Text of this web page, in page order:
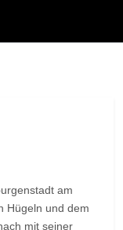
am
Hügeln und dem
mit seiner